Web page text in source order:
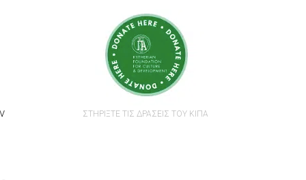
ΣΤΗΡΙΞΤΕ ΤΙΣ ΔΡΑΣΕΙΣ ΤΟΥ ΚΙΠΑ